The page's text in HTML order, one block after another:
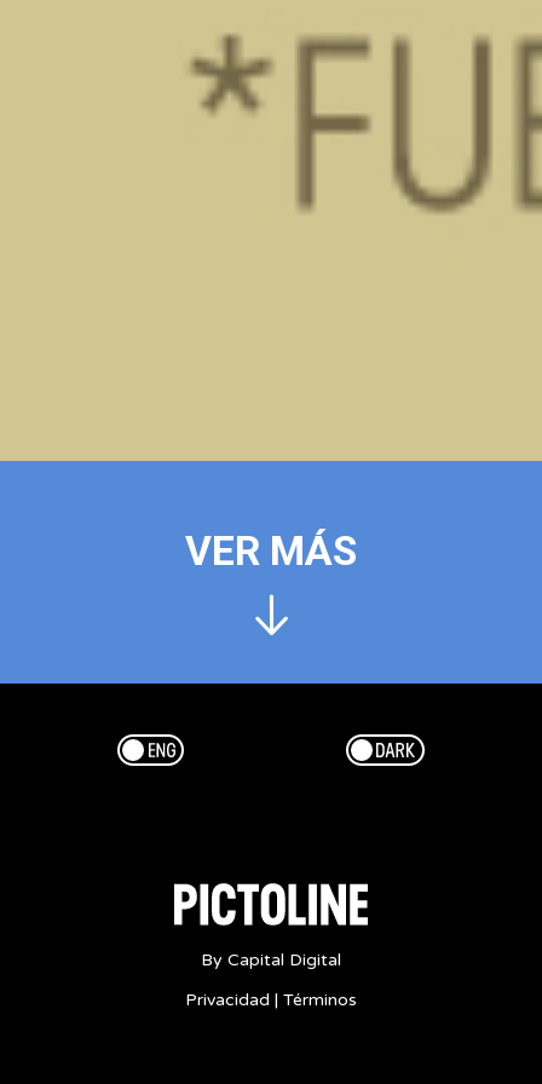
VER MÁS
Esp/Eng Dark/Light
By Capital Digital
Privacidad | Términos